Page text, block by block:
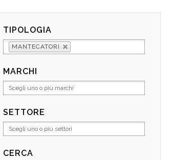
TIPOLOGIA
MANTECATORI
MARCHI
SETTORE
CERCA